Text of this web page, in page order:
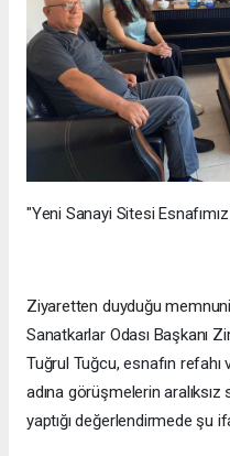
"Yeni Sanayi Sitesi
Ziyaretten duyduğu
Sanatkarlar Odası Başkanı
Tuğrul Tuğcu, esnafın refahı
adına görüşmelerin
yaptığı değerlendirmede şu